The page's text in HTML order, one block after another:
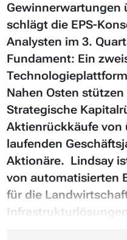
Gewinnerwartungen
schlägt die EPS-
Analysten im 3.
Fundament: Ein
Nahen Osten
Strategische
Aktienrückkäufe von
laufenden
Aktionäre. Lindsay
von automatisierten
für die